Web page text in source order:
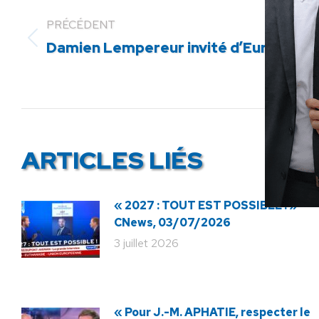
PRÉCÉDENT
Article
Damien Lempereur invité d’Europe 1
ARTICLES LIÉS
« 2027 : TOUT EST POSSIBLE ! » ·
CNews, 03/07/2026
3 juillet 2026
« Pour J.-M. APHATIE, respecter le